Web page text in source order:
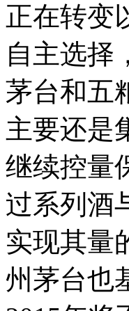
正在转变
自主选择
茅台和五
主要还是
继续控量
过系列酒
实现其量
州茅台也